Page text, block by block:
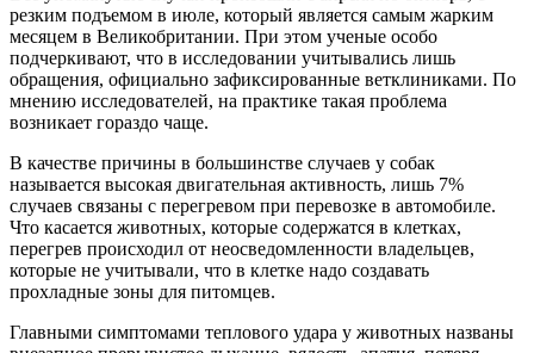
резким подъемом в июле, который является самым жарким
месяцем в Великобритании. При этом ученые особо
подчеркивают, что в исследовании учитывались лишь
обращения, официально зафиксированные ветклиниками. По
мнению исследователей, на практике такая проблема
возникает гораздо чаще.
В качестве причины в большинстве случаев у собак
называется высокая двигательная активность, лишь 7%
случаев связаны с перегревом при перевозке в автомобиле.
Что касается животных, которые содержатся в клетках,
перегрев происходил от неосведомленности владельцев,
которые не учитывали, что в клетке надо создавать
прохладные зоны для питомцев.
Главными симптомами теплового удара у животных названы